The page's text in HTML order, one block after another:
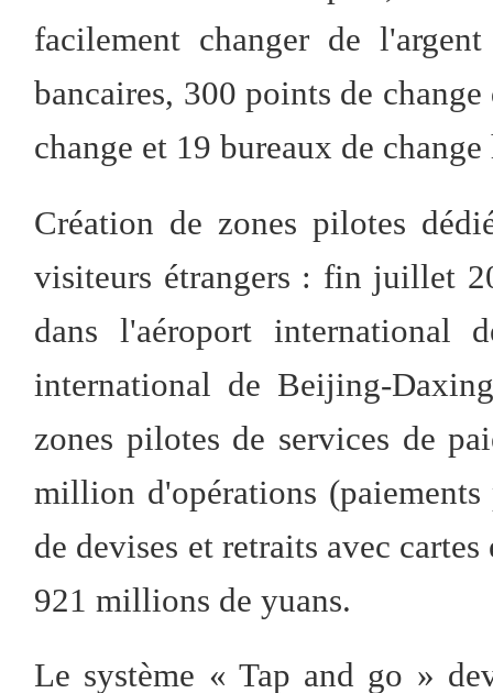
facilement changer de
bancaires, 300 points de
change et 19 bureaux de
Création de zones pilotes
visiteurs étrangers : fin juillet
dans l'aéroport international
international de Beijing-
zones pilotes de services de
million d'opérations (paiements
de devises et retraits avec
921 millions de yuans.
Le système « Tap and go »